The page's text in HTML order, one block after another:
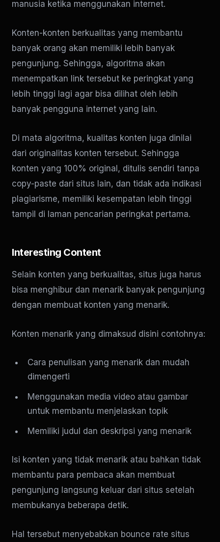
manusia ketika menggunakan internet.
Konten-konten berkualitas yang membantu
banyak orang akan memiliki lebih banyak
pengunjung. Sehingga, algoritma akan
menempatkan link tersebut ke peringkat yang
lebih tinggi lagi agar bisa dilihat oleh lebih
banyak pengguna internet yang lain.
Di mata algoritma, kualitas konten juga dinilai
dari originalitas konten tersebut. Sehingga
konten yang 100% original, ditulis sendiri tanpa
copy-paste dari situs lain, dan tidak ada indikasi
plagiarisme, memiliki kesempatan lebih tinggi
tampil di laman pencarian peringkat pertama.
Interesting Content
Selain konten yang berkualitas, situs juga harus
bisa menghibur dan menarik banyak pengunjung
dengan membuat konten yang menarik.
Konten menarik yang dimaksud disini contohnya:
Cara penulisan yang menarik dan mudah
dimengerti
Menggunakan media video atau gambar
untuk membantu menjelaskan topik
Memiliki judul dan deskripsi yang menarik
Isi konten yang tidak menarik atau bahkan tidak
membantu para pembaca akan membuat
pengunjung langsung keluar dari situs setelah
membukanya beberapa detik.
Hal tersebut menyebabkan bounce rate situs